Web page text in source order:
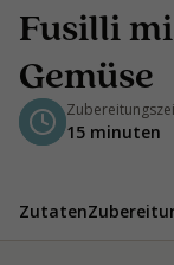
Fusilli
Gemüse
15 minuten
Zutaten